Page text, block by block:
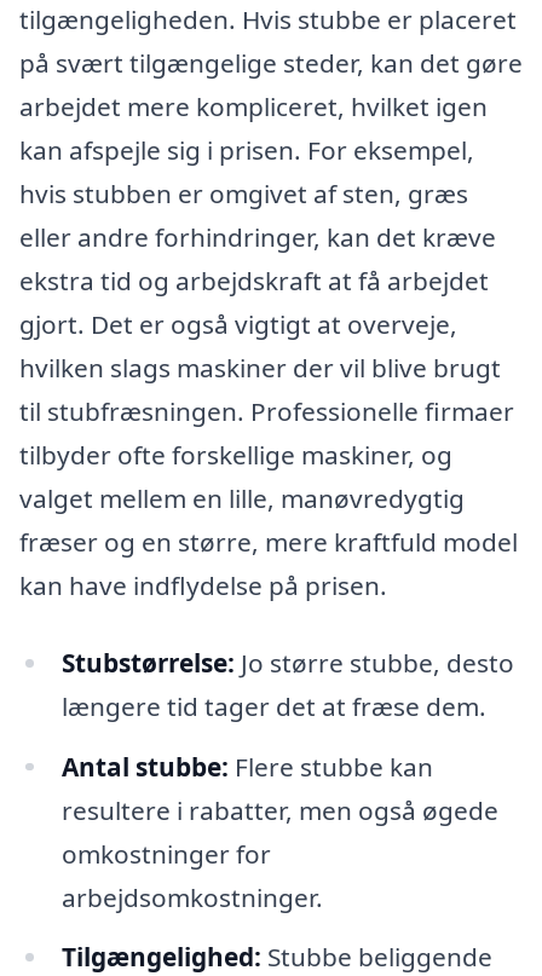
tilgængeligheden. Hvis stubbe er placeret
på svært tilgængelige steder, kan det gøre
arbejdet mere kompliceret, hvilket igen
kan afspejle sig i prisen. For eksempel,
hvis stubben er omgivet af sten, græs
eller andre forhindringer, kan det kræve
ekstra tid og arbejdskraft at få arbejdet
gjort. Det er også vigtigt at overveje,
hvilken slags maskiner der vil blive brugt
til stubfræsningen. Professionelle firmaer
tilbyder ofte forskellige maskiner, og
valget mellem en lille, manøvredygtig
fræser og en større, mere kraftfuld model
kan have indflydelse på prisen.
Stubstørrelse: Jo større stubbe, desto
længere tid tager det at fræse dem.
Antal stubbe: Flere stubbe kan
resultere i rabatter, men også øgede
omkostninger for
arbejdsomkostninger.
Tilgængelighed: Stubbe beliggende